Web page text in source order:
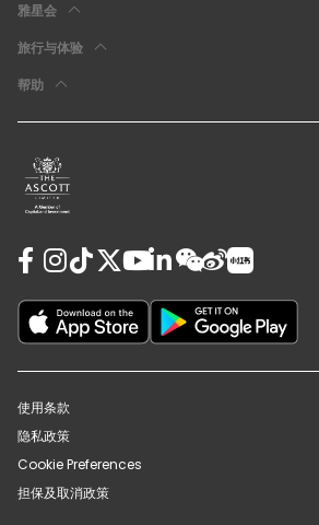
雅星会
旅行与体验
帮助
使用条款
隐私政策
Cookie Preferences
担保及取消政策